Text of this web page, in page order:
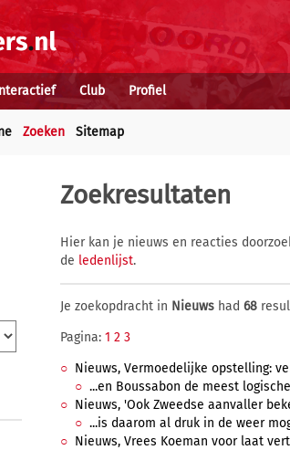
Club Profiel
Zoeken Sitemap
Zoekresultaten
Hier kan je nieuws en reacties
de ledenlijst.
Je zoekopdracht in Nieuws had 68
Pagina: 1 2 3
Nieuws, Vermoedelijke opstelling:
...en Boussabon de meest logische
Nieuws, 'Ook Zweedse aanvaller
...is daarom al druk in de weer
Nieuws, Vrees Koeman voor laat